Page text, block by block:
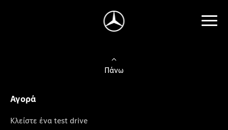
Πάνω
Αγορά
Κλείστε ένα test drive